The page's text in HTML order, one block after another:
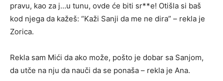
pravu, kao za j…u tunu, ovde će biti sr**e! Otišla si baš
kod njega da kažeš: “Kaži Sanji da me ne dira” – rekla je
Zorica.
Rekla sam Mići da ako može, pošto je dobar sa Sanjom,
da utče na nju da nauči da se ponaša – rekla je Ana.